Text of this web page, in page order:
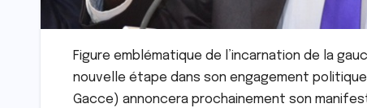
Figure emblématique de l’incarnation de la
nouvelle étape dans son engagement
Gacce) annoncera prochainement son